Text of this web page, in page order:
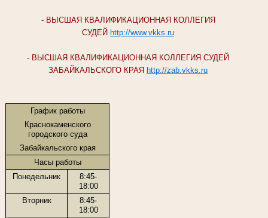
- ВЫСШАЯ КВАЛИФИКАЦИОННАЯ КОЛЛЕГИЯ
СУДЕЙ http://www.vkks.ru
- ВЫСШАЯ КВАЛИФИКАЦИОННАЯ КОЛЛЕГИЯ СУДЕЙ
ЗАБАЙКАЛЬСКОГО КРАЯ http://zab.vkks.ru
График работы
Краснокаменского
городского суда
Забайкальского края
Часы работы
Понедельник
8:45-
18:00
Вторник
8:45-
18:00